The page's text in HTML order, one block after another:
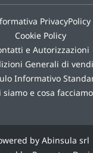
PrivacyPolicy
Cookie Policy
e Autorizzazioni
Generali di
Informativo
siamo e cosa facciamo
by Abinsula srl